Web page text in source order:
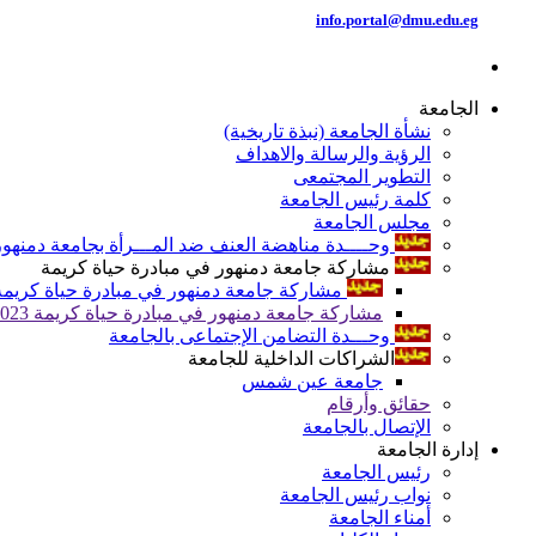
info.portal@dmu.edu.eg
الجامعة
نشأة الجامعة (نبذة تاريخية)
الرؤية والرسالة والاهداف
التطوير المجتمعى
كلمة رئيس الجامعة
مجلس الجامعة
وحــــدة مناهضة العنف ضد المـــرأة بجامعة
مشاركة جامعة دمنهور في مبادرة حياة كريمة
مشاركة جامعة دمنهور في مبادرة حياة كريمة
مشاركة جامعة دمنهور في مبادرة حياة كريمة 2023
وحـــدة التضامن الإجتماعى بالجامعة
الشراكات الداخلية للجامعة
جامعة عين شمس
حقائق وأرقام
الإتصال بالجامعة
إدارة الجامعة
رئيس الجامعة
نواب رئيس الجامعة
أمناء الجامعة